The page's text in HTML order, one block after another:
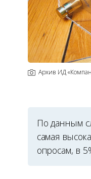
Архив ИД
По данным
самая
опросам, в